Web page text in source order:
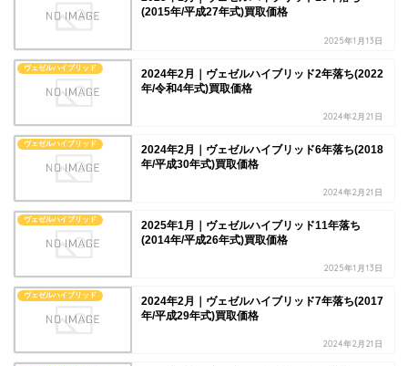
(2015年/平成27年式)買取価格
2025年1月13日
ヴェゼルハイブリッド
2024年2月｜ヴェゼルハイブリッド2年落ち(2022
年/令和4年式)買取価格
2024年2月21日
ヴェゼルハイブリッド
2024年2月｜ヴェゼルハイブリッド6年落ち(2018
年/平成30年式)買取価格
2024年2月21日
ヴェゼルハイブリッド
2025年1月｜ヴェゼルハイブリッド11年落ち
(2014年/平成26年式)買取価格
2025年1月13日
ヴェゼルハイブリッド
2024年2月｜ヴェゼルハイブリッド7年落ち(2017
年/平成29年式)買取価格
2024年2月21日